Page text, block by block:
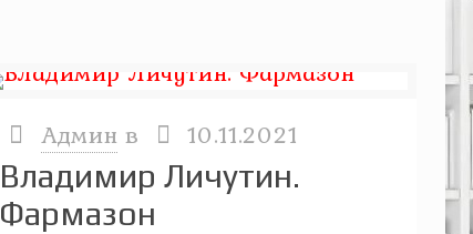
Админ в 10.11.2021
Владимир Личутин.
Фармазон